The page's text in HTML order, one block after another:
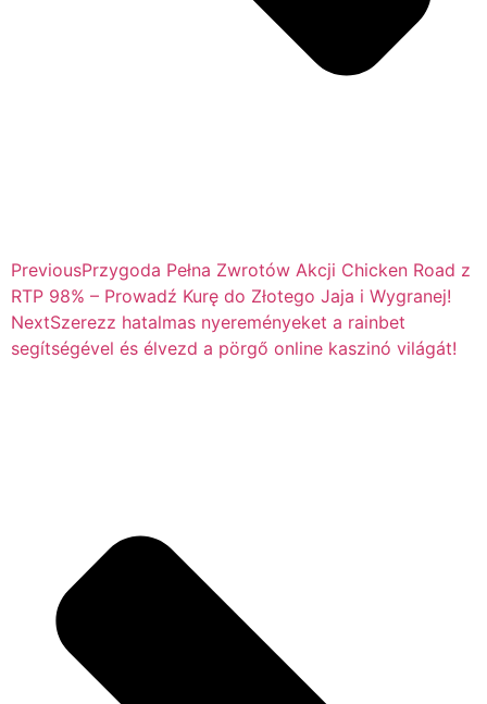
PreviousPrzygoda Pełna Zwrotów Akcji Chicken Road z
RTP 98% – Prowadź Kurę do Złotego Jaja i Wygranej!
NextSzerezz hatalmas nyereményeket a rainbet
segítségével és élvezd a pörgő online kaszinó világát!